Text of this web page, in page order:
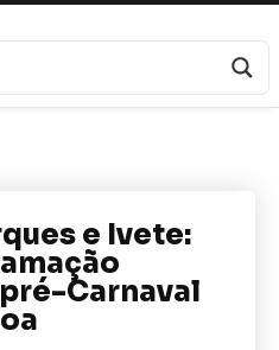
e Ivete:
Carnaval